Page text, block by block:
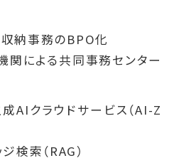
納事務のBPO化
関による共同事務センター
AIクラウドサービス（AI-Z
検索（RAG）